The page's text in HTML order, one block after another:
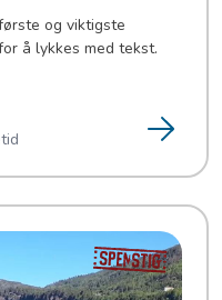
og viktigste
å lykkes med tekst.